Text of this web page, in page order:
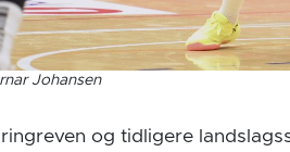
Johansen
og tidligere